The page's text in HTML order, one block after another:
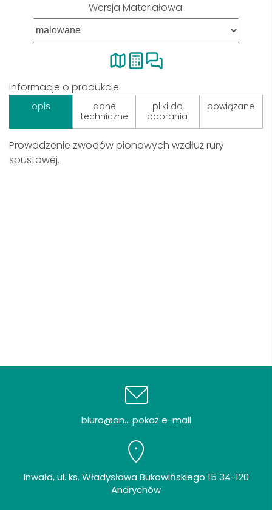
Wersja Materiałowa:
Informacje o produkcie:
opis
dane
techniczne
pliki do
pobrania
powiązane
Prowadzenie zwodów pionowych wzdłuż rury
spustowej.
biuro@an... pokaż e-mail
Inwałd, ul. ks. Władysława Bukowińskiego 15 34-120
Andrychów